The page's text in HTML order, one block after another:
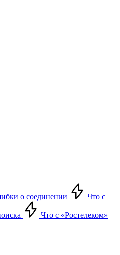
о соединении Что с
Что с «Ростелеком»